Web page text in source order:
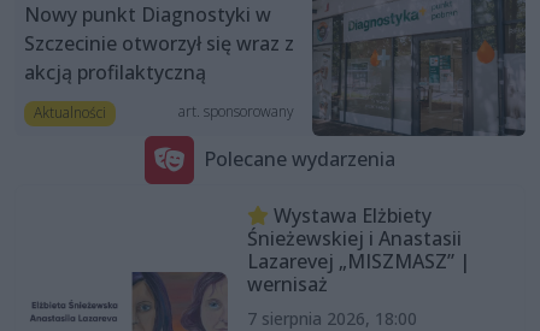
Nowy punkt Diagnostyki w
Szczecinie otworzył się wraz z
akcją profilaktyczną
Aktualności art. sponsorowany
Polecane wydarzenia
Wystawa Elżbiety
Śnieżewskiej i Anastasii
Lazarevej „MISZMASZ” |
wernisaż
7 sierpnia 2026, 18:00